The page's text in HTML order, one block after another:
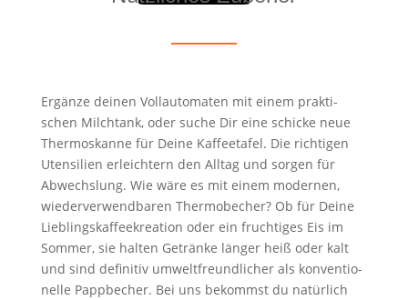
Ergän­ze dei­nen Voll­au­to­ma­ten mit einem prak­ti­
schen Milch­tank, oder suche Dir eine schi­cke neue
Ther­mos­kan­ne für Dei­ne Kaf­fee­ta­fel. Die rich­ti­gen
Uten­si­li­en erleich­tern den All­tag und sor­gen für
Abwechs­lung. Wie wäre es mit einem moder­nen,
wie­der­ver­wend­ba­ren Ther­mo­be­cher? Ob für Dei­ne
Lieb­lings­kaf­fee­krea­ti­on oder ein fruch­ti­ges Eis im
Som­mer, sie hal­ten Geträn­ke län­ger heiß oder kalt
und sind defi­ni­tiv umwelt­freund­li­cher als kon­ven­tio­
nel­le Papp­be­cher. Bei uns bekommst du natür­lich